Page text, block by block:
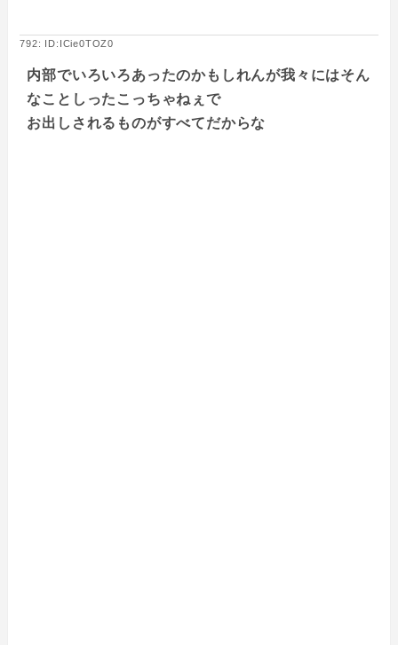
792: ID:ICie0TOZ0
内部でいろいろあったのかもしれんが我々にはそん
なことしったこっちゃねぇで
お出しされるものがすべてだからな